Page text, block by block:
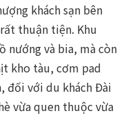
khách sạn bên
thuận tiện. Khu
nướng và bia, mà còn
kho tàu, cơm pad
đối với du khách Đài
vừa quen thuộc vừa